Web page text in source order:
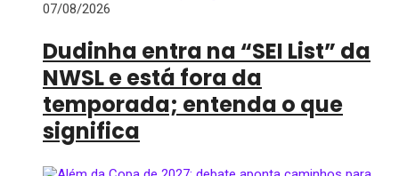
07/08/2026
Dudinha entra na “SEI List” da
NWSL e está fora da
temporada; entenda o que
significa